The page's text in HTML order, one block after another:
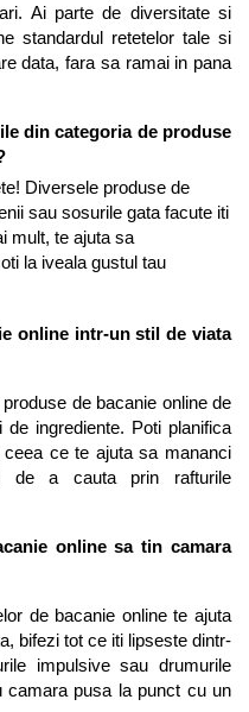
Ai parte de diversitate si
standardul retetelor tale si
data, fara sa ramai in pana
din categoria de produse
Diversele produse de
sau sosurile gata facute iti
mult, te ajuta sa
la iveala gustul tau
online intr-un stil de viata
de bacanie online de
ingrediente. Poti planifica
ce te ajuta sa mananci
de a cauta prin rafturile
online sa tin camara
de bacanie online te ajuta
bifezi tot ce iti lipseste dintr-
impulsive sau drumurile
camara pusa la punct cu un